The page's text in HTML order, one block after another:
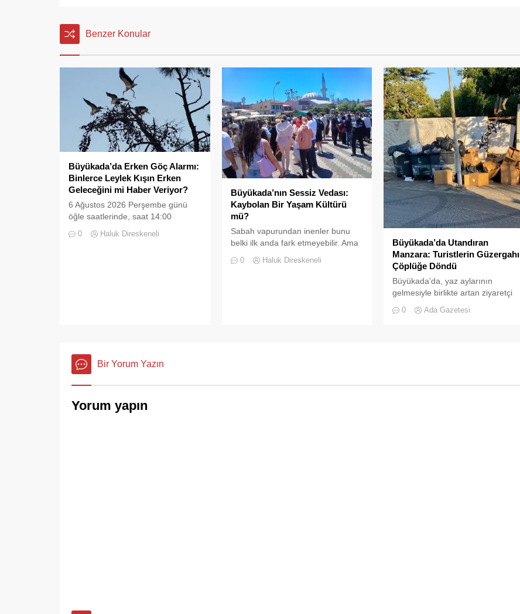
Benzer Konular
Büyükada’da Erken Göç Alarmı:
Binlerce Leylek Kışın Erken
Geleceğini mi Haber Veriyor?
6 Ağustos 2026 Perşembe günü
öğle saatlerinde, saat 14:00
sularında Büyükada semalarında
doğanın en görkemli görsel
0 Haluk Direskeneli
Büyükada’nın Sessiz Vedası:
Kaybolan Bir Yaşam Kültürü
mü?
Sabah vapurundan inenler bunu
belki ilk anda fark etmeyebilir. Ama
tanıyanlar bilir; adanın sesi ve
0 Haluk Direskeneli
Büyükada’da Utandıran
Manzara: Turistlerin Güzergahı
Çöplüğe Döndü
Büyükada’da, yaz aylarının
gelmesiyle birlikte artan ziyaretçi
hizmetlerindeki aksaklıkları bir kez
0 Ada Gazetesi
Bir Yorum Yazın
Yorum yapın